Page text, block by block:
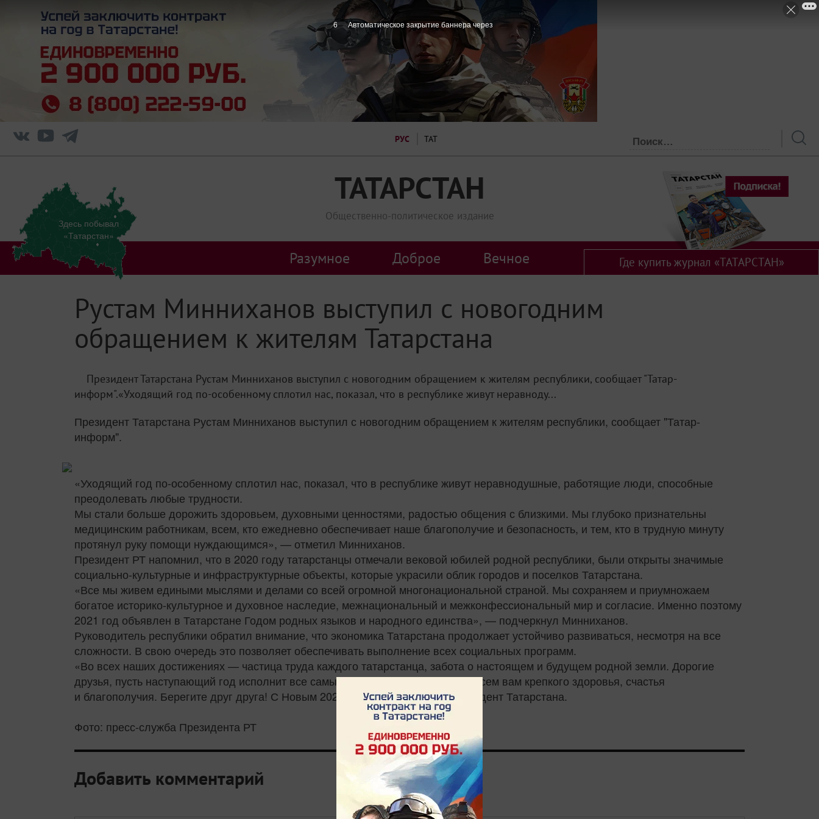
РУС ТАТ
ТАТАРСТАН
Общественно-политическое издание
Здесь побывал
«Татарстан»
Разумное Доброе Вечное Где купить журнал «ТАТАРСТАН»
Рустам Минниханов выступил с новогодним
обращением к жителям Татарстана
Президент Татарстана Рустам Минниханов выступил с новогодним обращением к жителям республики, сообщает "Татар-
информ".«Уходящий год по-особенному сплотил нас, показал, что в республике живут неравноду...
Президент Татарстана Рустам Минниханов выступил с новогодним обращением к жителям республики, сообщает "Татар-
информ".
«Уходящий год по-особенному сплотил нас, показал, что в республике живут неравнодушные, работящие люди, способные
преодолевать любые трудности.
Мы стали больше дорожить здоровьем, духовными ценностями, радостью общения с близкими. Мы глубоко признательны
медицинским работникам, всем, кто ежедневно обеспечивает наше благополучие и безопасность, и тем, кто в трудную минуту
протянул руку помощи нуждающимся», — отметил Минниханов.
Президент РТ напомнил, что в 2020 году татарстанцы отмечали вековой юбилей родной республики, были открыты значимые
социально-культурные и инфраструктурные объекты, которые украсили облик городов и поселков Татарстана.
«Все мы живем едиными мыслями и делами со всей огромной многонациональной страной. Мы сохраняем и приумножаем
богатое историко-культурное и духовное наследие, межнациональный и межконфессиональный мир и согласие. Именно поэтому
2021 год объявлен в Татарстане Годом родных языков и народного единства», — подчеркнул Минниханов.
Руководитель республики обратил внимание, что экономика Татарстана продолжает устойчиво развиваться, несмотря на все
сложности. В свою очередь это позволяет обеспечивать выполнение всех социальных программ.
«Во всех наших достижениях — частица труда каждого татарстанца, забота о настоящем и будущем родной земли. Дорогие
друзья, пусть наступающий год исполнит все самые заветные мечты! Желаю всем вам крепкого здоровья, счастья
и благополучия. Берегите друг друга! С Новым 2021 годом!» — отметил Президент Татарстана.
Фото: пресс-служба Президента РТ
Добавить комментарий
5 Автоматическое закрытие баннера через